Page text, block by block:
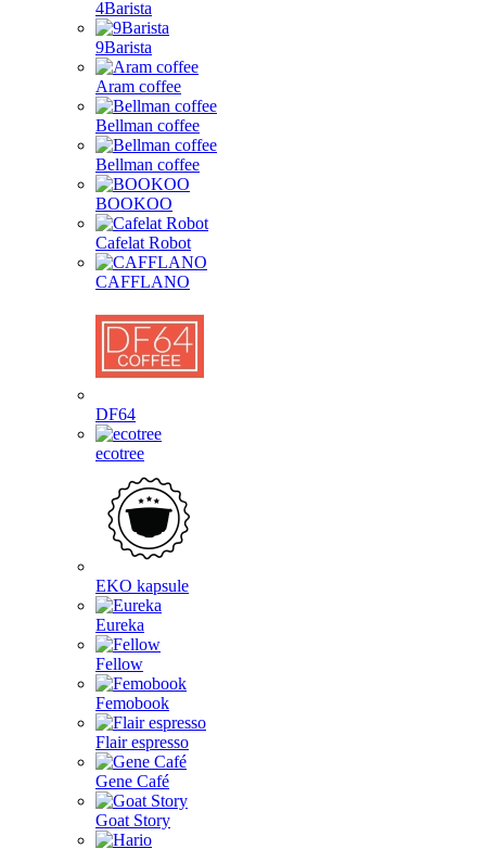
4Barista
9Barista
Aram coffee
Bellman coffee
Bellman coffee
BOOKOO
Cafelat Robot
CAFFLANO
DF64
ecotree
EKO kapsule
Eureka
Fellow
Femobook
Flair espresso
Gene Café
Goat Story